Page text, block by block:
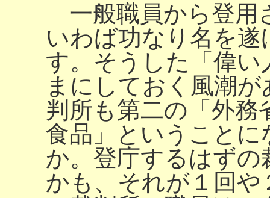
一般職員から登用
いわば功なり名を
す。そうした「偉
まにしておく風潮
判所も第二の「外務
食品」ということ
か。登庁するはず
かも、それが１回